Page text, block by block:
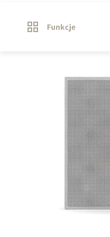
Funkcje